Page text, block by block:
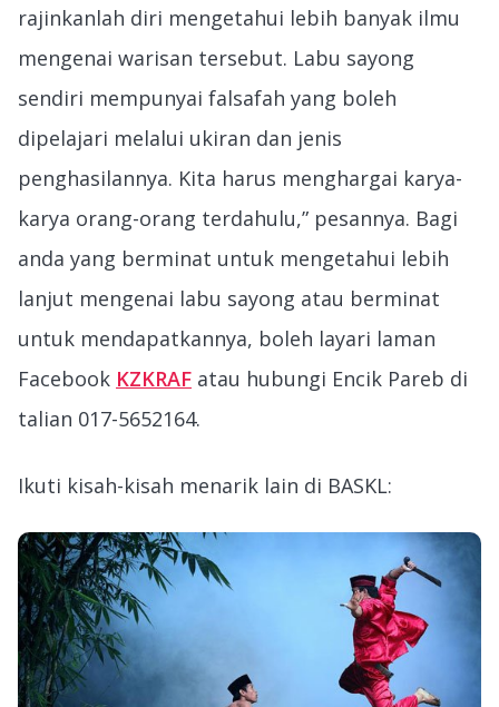
rajinkanlah diri mengetahui lebih banyak ilmu
mengenai warisan tersebut. Labu sayong
sendiri mempunyai falsafah yang boleh
dipelajari melalui ukiran dan jenis
penghasilannya. Kita harus menghargai karya-
karya orang-orang terdahulu,” pesannya. Bagi
anda yang berminat untuk mengetahui lebih
lanjut mengenai labu sayong atau berminat
untuk mendapatkannya, boleh layari laman
Facebook KZKRAF atau hubungi Encik Pareb di
talian 017-5652164.
Ikuti kisah-kisah menarik lain di BASKL: